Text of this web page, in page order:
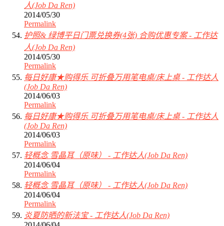
人(Job Da Ren)
2014/05/30
Permalink
护照& 绿博平日门票兑换券(4张) 合购优惠专案 - 工作达
人(Job Da Ren)
2014/05/30
Permalink
每日好康★购得乐 可折叠万用笔电桌/床上桌 - 工作达人
(Job Da Ren)
2014/06/03
Permalink
每日好康★购得乐 可折叠万用笔电桌/床上桌 - 工作达人
(Job Da Ren)
2014/06/03
Permalink
轻概念 雪晶耳（原味） - 工作达人(Job Da Ren)
2014/06/04
Permalink
轻概念 雪晶耳（原味） - 工作达人(Job Da Ren)
2014/06/04
Permalink
炎夏防晒的新法宝 - 工作达人(Job Da Ren)